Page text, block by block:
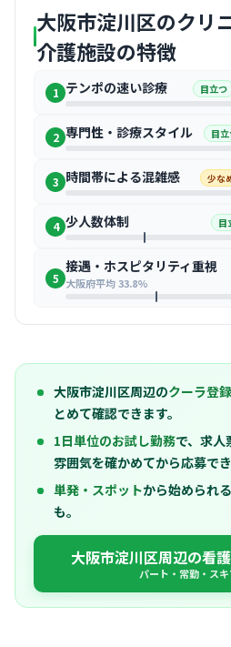
大阪市淀川区のクリ
介護施設の特徴
1 テンポの速い診療 目立つ
2 専門性・診療スタイル 目
3 時間帯による混雑感 少な
4 少人数体制 目
5
接遇・ホスピタリティ重視
大阪府平均 33.8%
大阪市淀川区周辺のクーラ登
とめて確認できます。
1日単位のお試し勤務で、求人
雰囲気を確かめてから応募でき
単発・スポットから始められ
も。
大阪市淀川区周辺の看
パート・常勤・ス